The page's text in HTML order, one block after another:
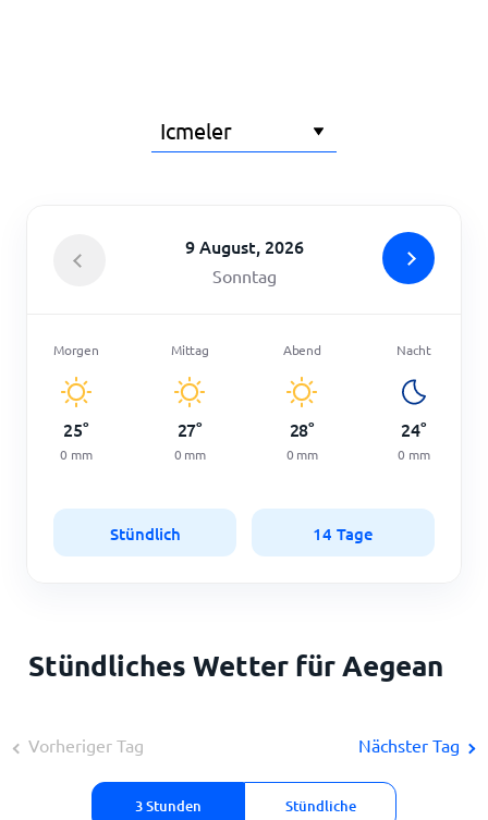
9 August, 2026
Sonntag
Morgen
25°
0 mm
Mittag
27°
0 mm
Abend
28°
0 mm
Nacht
24°
0 mm
Stündlich 14 Tage
Stündliches Wetter für Aegean
Vorheriger Tag
3 Stunden Stündliche
Nächster Tag